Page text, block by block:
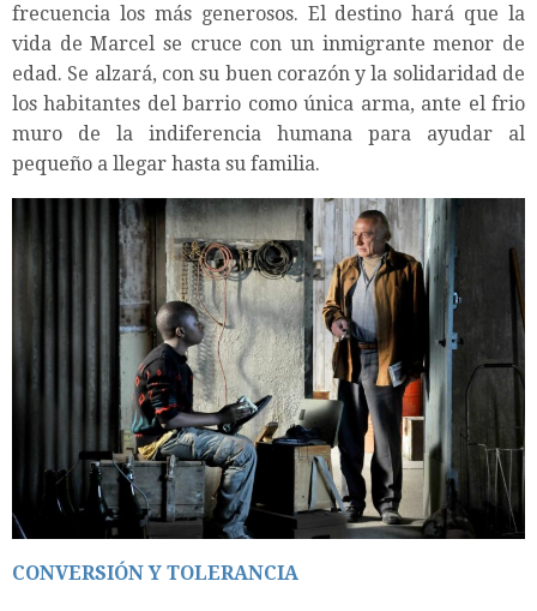
frecuencia los más generosos. El destino hará que la
vida de Marcel se cruce con un inmigrante menor de
edad. Se alzará, con su buen corazón y la solidaridad de
los habitantes del barrio como única arma, ante el frio
muro de la indiferencia humana para ayudar al
pequeño a llegar hasta su familia.
CONVERSIÓN Y TOLERANCIA